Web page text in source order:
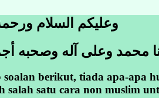
وعليكم السلام
محمد وعلى آله وصحبه
soalan berikut, tiada apa-apa
salah satu cara non muslim